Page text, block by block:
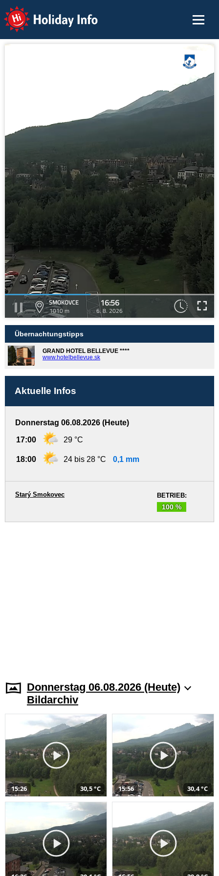
Holiday Info
SMOKOVCE
1010 m
16:56
6. 8. 2026
Übernachtungstipps
GRAND HOTEL BELLEVUE ****
www.hotelbellevue.sk
Aktuelle Infos
Donnerstag 06.08.2026 (Heute)
17:00 29 °C
18:00 24 bis 28 °C 0,1 mm
BETRIEB:
100 %
Starý Smokovec
Donnerstag 06.08.2026 (Heute)
Bildarchiv
15:26 30,5 °C 15:56 30,4 °C